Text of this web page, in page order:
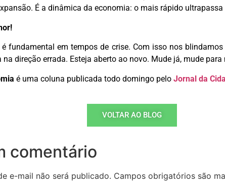
É a dinâmica da economia: o mais rápido
fundamental em tempos de crise. Com isso nos
direção errada. Esteja aberto ao novo. Mude já, mude para
é uma coluna publicada todo domingo pelo Jornal da
VOLTAR AO BLOG
comentário
e-mail não será publicado. Campos obrigatórios são